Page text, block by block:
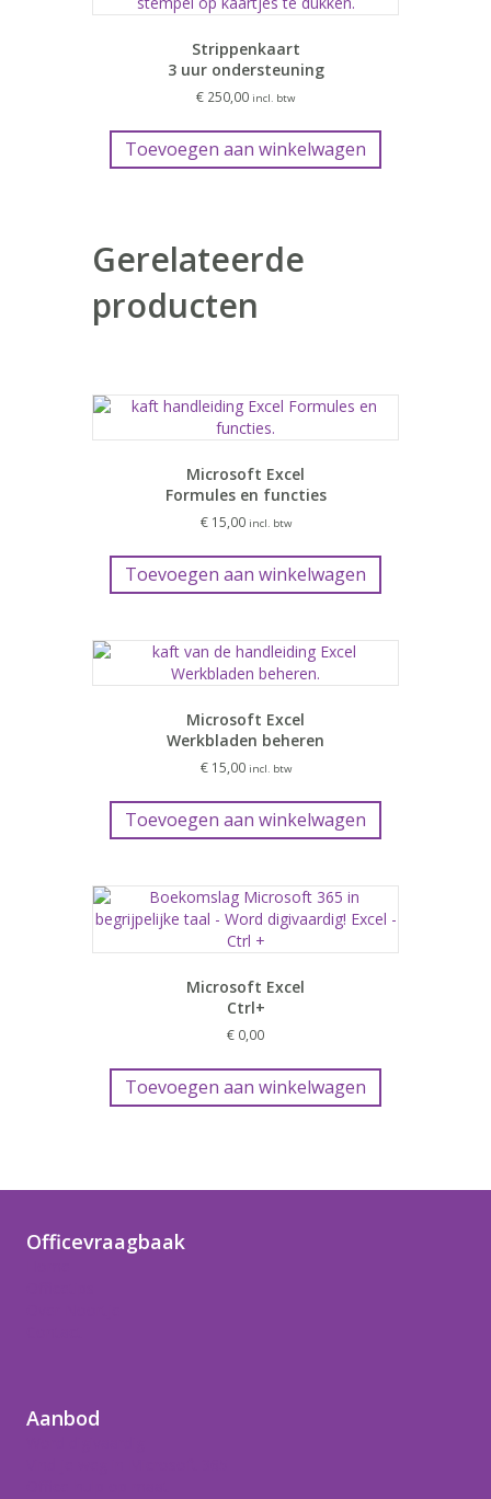
Strippenkaart
3 uur ondersteuning
€ 250,00 incl. btw
Toevoegen aan winkelwagen
Gerelateerde
producten
Microsoft Excel
Formules en functies
€15,00 incl. btw
Toevoegen aan winkelwagen
Microsoft Excel
Werkbladen beheren
€15,00 incl. btw
Toevoegen aan winkelwagen
Microsoft Excel
Ctrl+
€ 0,00
Toevoegen aan winkelwagen
Officevraagbaak
Aanbod